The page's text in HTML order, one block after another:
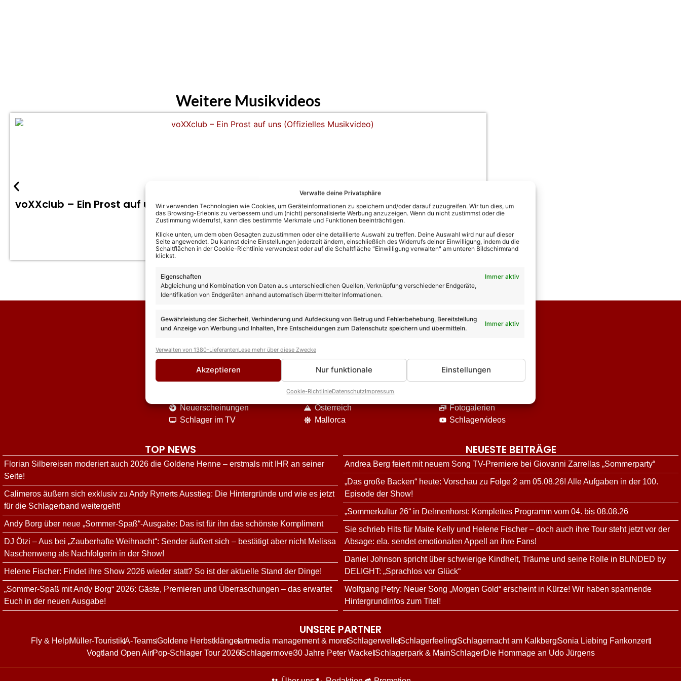
Verwalte deine Privatsphäre
Wir verwenden Technologien wie Cookies, um Geräteinformationen zu speichern und/oder darauf zuzugreifen. Wir tun dies, um
das Browsing-Erlebnis zu verbessern und um (nicht) personalisierte Werbung anzuzeigen. Wenn du nicht zustimmst oder die
Zustimmung widerrufst, kann dies bestimmte Merkmale und Funktionen beeinträchtigen.
Klicke unten, um dem oben Gesagten zuzustimmen oder eine detaillierte Auswahl zu treffen. Deine Auswahl wird nur auf dieser
Seite angewendet. Du kannst deine Einstellungen jederzeit ändern, einschließlich des Widerrufs deiner Einwilligung, indem du die
Schaltflächen in der Cookie-Richtlinie verwendest oder auf die Schaltfläche "Einwilligung verwalten" am unteren Bildschirmrand
klickst.
Eigenschaften
Immer aktiv
Abgleichung und Kombination von Daten aus unterschiedlichen Quellen, Verknüpfung verschiedener Endgeräte,
Identifikation von Endgeräten anhand automatisch übermittelter Informationen.
Gewährleistung der Sicherheit, Verhinderung und Aufdeckung von Betrug und Fehlerbehebung, Bereitstellung
und Anzeige von Werbung und Inhalten, Ihre Entscheidungen zum Datenschutz speichern und übermitteln.
Immer aktiv
Verwalten von 1380-LieferantenLese mehr über diese Zwecke
Akzeptieren Nur funktionale Einstellungen
Cookie-RichtlinieDatenschutzImpressum
Weitere Musikvideos
voXXclub – Ein Prost auf uns (Offizielles Musikvideo) Julian Sommer, Frenzy & Calvin
DIE VIELFALT UNSERES ANGEBOTES
News
Neuerscheinungen
Schlager im TV
Event-Berichte
Reisen
Österreich
Mallorca
Unterhaltung
Fotogalerien
Schlagervideos
TOP NEWS
Florian Silbereisen moderiert auch 2026 die Goldene Henne – erstmals mit IHR an seiner
Seite!
Calimeros äußern sich exklusiv zu Andy Rynerts Ausstieg: Die Hintergründe und wie es jetzt
für die Schlagerband weitergeht!
Andy Borg über neue „Sommer-Spaß“-Ausgabe: Das ist für ihn das schönste Kompliment
DJ Ötzi – Aus bei „Zauberhafte Weihnacht“: Sender äußert sich – bestätigt aber nicht Melissa
Naschenweng als Nachfolgerin in der Show!
Helene Fischer: Findet ihre Show 2026 wieder statt? So ist der aktuelle Stand der Dinge!
„Sommer-Spaß mit Andy Borg“ 2026: Gäste, Premieren und Überraschungen – das erwartet
Euch in der neuen Ausgabe!
NEUESTE BEITRÄGE
Andrea Berg feiert mit neuem Song TV-Premiere bei Giovanni Zarrellas „Sommerparty“
„Das große Backen“ heute: Vorschau zu Folge 2 am 05.08.26! Alle Aufgaben in der 100.
Episode der Show!
„Sommerkultur 26“ in Delmenhorst: Komplettes Programm vom 04. bis 08.08.26
Sie schrieb Hits für Maite Kelly und Helene Fischer – doch auch ihre Tour steht jetzt vor der
Absage: ela. sendet emotionalen Appell an ihre Fans!
Daniel Johnson spricht über schwierige Kindheit, Träume und seine Rolle in BLINDED by
DELIGHT: „Sprachlos vor Glück“
Wolfgang Petry: Neuer Song „Morgen Gold“ erscheint in Kürze! Wir haben spannende
Hintergrundinfos zum Titel!
UNSERE PARTNER
Fly & HelpMüller-TouristikA-TeamsGoldene Herbstklängeartmedia management & moreSchlagerwelleSchlagerfeelingSchlagernacht am KalkbergSonia Liebing Fankonzert
Vogtland Open AirPop-Schlager Tour 2026Schlagermove30 Jahre Peter Wackel Schlagerpark & MainSchlagerDie Hommage an Udo Jürgens